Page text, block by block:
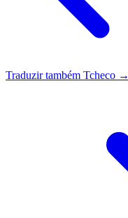
Traduzir também Tcheco